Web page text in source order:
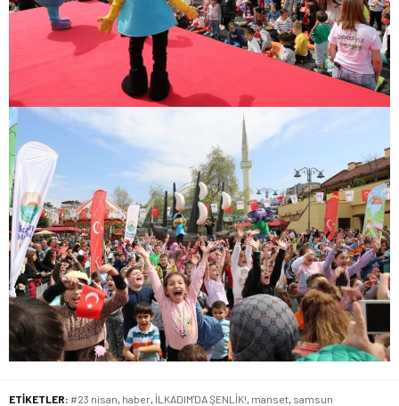
ETİKETLER: #23 nisan haber İLKADIM'DA ŞENLİK! manset samsun